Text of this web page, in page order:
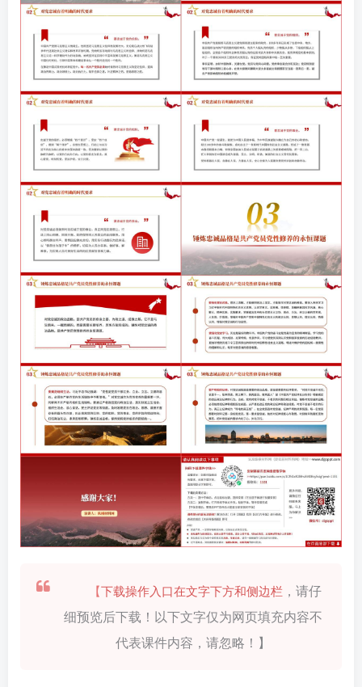
【下载操作入口在文字下方和侧边栏 ，请仔
细预览后下载！以下文字仅为网页填充内容不
代表课件内容，请忽略！】